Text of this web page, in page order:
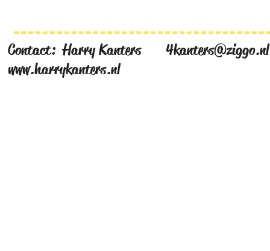
Contact:Harry Kanters4kanters@ziggo.nl
www.harrykanters.nl